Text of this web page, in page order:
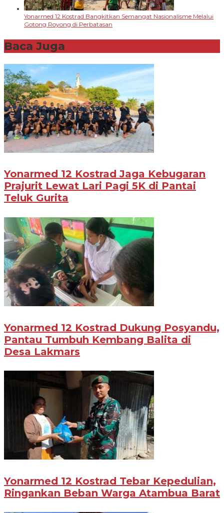
Yonarmed 12 Kostrad Bangkitkan Semangat Nasionalisme Melalui
Gotong Royong di Perbatasan
Baca Juga
Yonarmed 12 Kostrad Jaga Kebugaran
Prajurit Lewat Lari Pagi 5K di Pantai
Teluk Gurita
Yonarmed 12 Kostrad Dukung Posyandu,
Pantau Tumbuh Kembang Balita di
Desa Lakmars
Yonarmed 12 Kostrad Tebar Kepedulian,
Ringankan Beban Warga Atambua Barat